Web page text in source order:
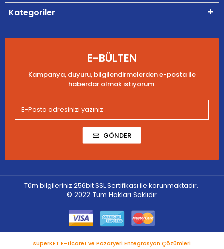
Kategoriler
E-BÜLTEN
Kampanya, duyuru, bilgilendirmelerden e-posta ile
haberdar olmak istiyorum.
GÖNDER
Tüm bilgileriniz 256bit SSL Sertifikası ile korunmaktadır.
© 2022 Tüm Hakları Saklıdır
superKET E-ticaret ve Pazaryeri Entegrasyon Çözümleri